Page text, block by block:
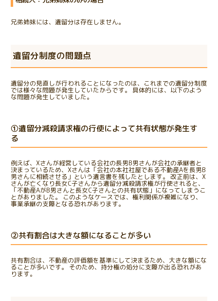
兄弟姉妹には、遺留分は存在しません。
遺留分制度の問題点
遺留分の見直しが行われることになったのは、これまでの遺留分制度
では様々な問題が発生していたからです。 具体的には、以下のよう
な問題が発生していました。
①遺留分減殺請求権の行使によって共有状態が発生す
る
例えば、Xさんが経営している会社の長男B男さんが会社の承継者と
決まっているため、Xさんは「会社の本社社屋である不動産Aを長男B
男さんに相続させる」という遺言書を残したとします。 改正前は、X
さんが亡くなり長女C子さんから遺留分減殺請求権が行使されると、
「不動産AがB男さんと長女C子さんとの共有状態」になってしまうこ
とがありました。 このようなケースでは、権利関係が複雑になり、
事業承継の支障となる恐れがあります。
②共有割合は大きな額になることが多い
共有割合は、不動産の評価額を基準にして決まるため、大きな額にな
ることが多いです。 そのため、持分権の処分に支障が出る恐れがあ
ります。